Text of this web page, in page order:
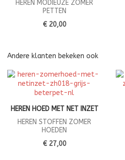
HEREN MODIEUZE ZOMER
PETTEN
€ 20,00
Andere klanten bekeken ook
HEREN HOED MET NET INZET
HEREN STOFFEN ZOMER
HOEDEN
€ 27,00